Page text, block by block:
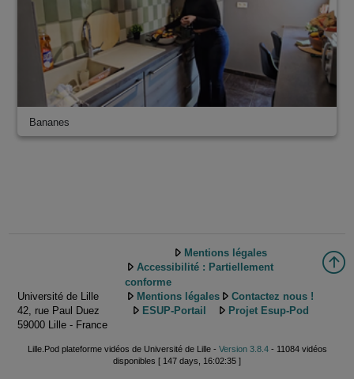
Bananes
Université de Lille
42, rue Paul Duez
59000 Lille - France
Mentions légales
Accessibilité : Partiellement
conforme
Mentions légales
Contactez nous !
ESUP-Portail
Projet Esup-Pod
Lille.Pod plateforme vidéos de Université de Lille - Version 3.8.4- 11084 vidéos
disponibles [ 147 days, 16:02:35 ]